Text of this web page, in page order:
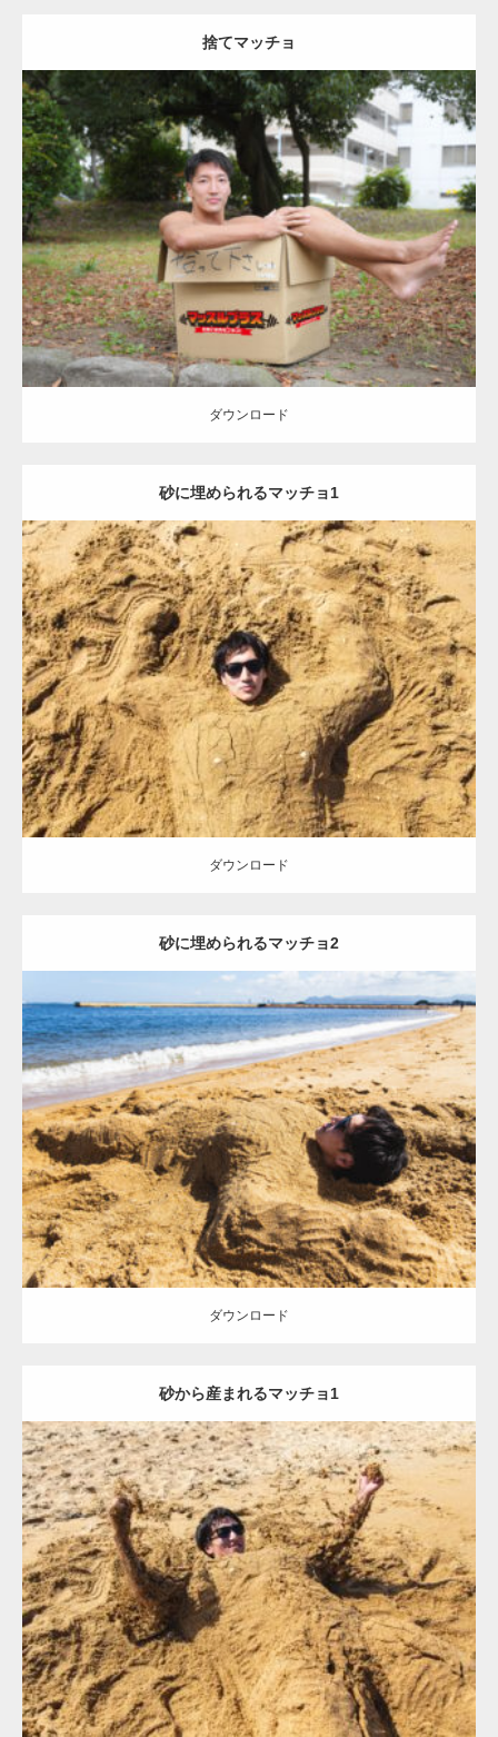
捨てマッチョ
Update:2023.04.28
Category:公園のマッチョ オレンジの人 AKIHITO(細マッチョ)
捨
てマッチョ
ダウンロード
ダウンロード
砂に埋められるマッチョ1
Update:2021.07.8
Category: 海のマッチョ オレンジの人 AKIHITO(細マッチョ)
ダウンロード
ダウンロード
砂に埋められるマッチョ2
Update:2021.07.8
Category:海のマッチョ オレンジの人 AKIHITO(細マッチョ)
ダウンロード
ダウンロード
砂から産まれるマッチョ1
Update:2021.07.8
Category:海のマッチョ オレンジの人 AKIHITO(細マッチョ)
ダウンロード